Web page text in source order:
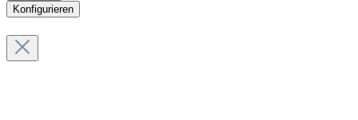
Konfigurieren